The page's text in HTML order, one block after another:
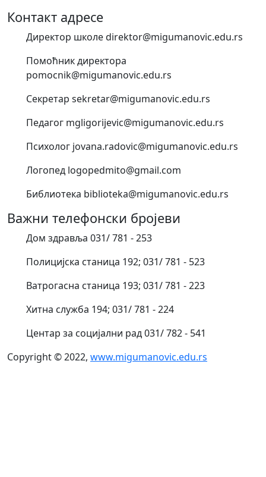
Контакт адресе
Директор школе direktor@migumanovic.edu.rs
Помоћник директора
pomocnik@migumanovic.edu.rs
Секретар sekretar@migumanovic.edu.rs
Педагог mgligorijevic@migumanovic.edu.rs
Психолог jovana.radovic@migumanovic.edu.rs
Логопед logopedmito@gmail.com
Библиотека biblioteka@migumanovic.edu.rs
Важни телефонски бројеви
Дом здравља 031/ 781 - 253
Полицијска станица 192; 031/ 781 - 523
Ватрогасна станица 193; 031/ 781 - 223
Хитна служба 194; 031/ 781 - 224
Центар за социјални рад 031/ 782 - 541
Copyright © 2022, www.migumanovic.edu.rs